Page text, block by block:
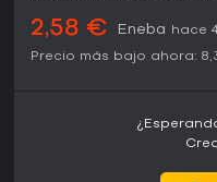
2,58 € Eneba
hace
Precio más bajo ahora: